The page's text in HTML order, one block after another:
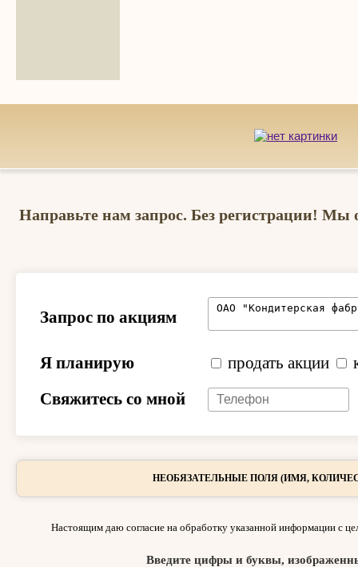
Направьте нам запрос. Без регистрации! Мы
Запрос по акциям
Я планирую продать акции
Свяжитесь со мной
НЕОБЯЗАТЕЛЬНЫЕ ПОЛЯ (ИМЯ,
Настоящим даю согласие на обработку указанной информации с
Введите цифры и буквы,